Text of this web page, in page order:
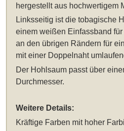
hergestellt aus hochwertigem
Linksseitig ist die tobagische
einem weißen Einfassband
an den übrigen Rändern für
mit einer Doppelnaht
Der Hohlsaum passt über
Durchmesser.
Weitere Details:
Kräftige Farben mit hoher